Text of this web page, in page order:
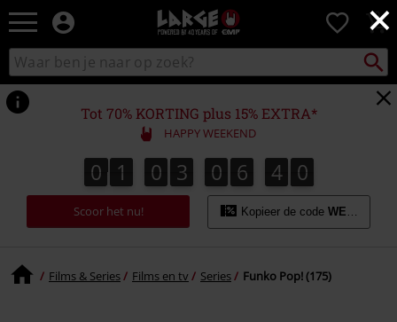
×
Large
–
Muziek-,
en
gaming-
merch
+
alternatieve
kleding
0
Zoek
in
catalogus
zoeken
Tot 70% KORTING plus 15% EXTRA*
HAPPY WEEKEND
0
0 1
1 0
0 3
3 0
0 6
6 3
4
3 8
9
8
0
9
Scoor het nu! Kopieer de code WEEKEND
Films & Series Films en tv Series Funko Pop! (175)